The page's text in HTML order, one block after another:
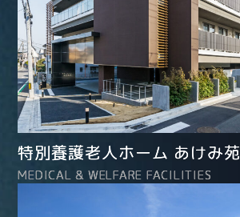
特別養護老人ホーム あけみ苑
MEDICAL & WELFARE FACILITIES